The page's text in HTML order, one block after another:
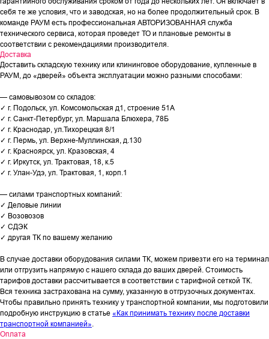
себя те же условия, что и заводская, но на более продолжительный срок. В
команде РАУМ есть профессиональная АВТОРИЗОВАННАЯ служба
технического сервиса, которая проведет ТО и плановые ремонты в
соответствии с рекомендациями производителя.
Доставка
Доставить складскую технику или клининговое оборудование, купленные в
РАУМ, до «дверей» объекта эксплуатации можно разными способами:
— самовывозом со складов:
✓ г. Подольск, ул. Комсомольская д1, строение 51А
✓ г. Санкт-Петербург, ул. Маршала Блюхера, 78Б
✓ г. Краснодар, ул.Тихорецкая 8/1
✓ г. Пермь, ул. Верхне-Муллинская, д.130
✓ г. Красноярск, ул. Кразовская, 4
✓ г. Иркутск, ул. Трактовая, 18, к.5
✓ г. Улан-Удэ, ул. Трактовая, 1, корп.1
— силами транспортных компаний:
✓ Деловые линии
✓ Возовозов
✓ СДЭК
✓ другая ТК по вашему желанию
В случае доставки оборудования силами ТК, можем привезти его на терминал
или отгрузить напрямую с нашего склада до ваших дверей. Стоимость
тарифов доставки рассчитывается в соответствии с тарифной сеткой ТК.
Вся техника застрахована на сумму, указанную в отгрузочных документах.
Чтобы правильно принять технику у транспортной компании, мы подготовили
подробную инструкцию в статье «Как принимать технику после доставки
транспортной компанией».
Оплата